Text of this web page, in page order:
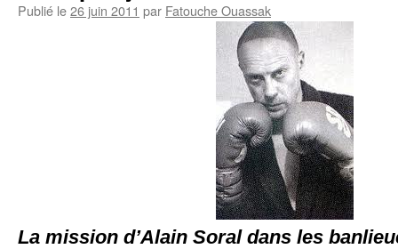
Publié le26 juin 2011 par Fatouche Ouassak
La mission d’Alain Soral dans les